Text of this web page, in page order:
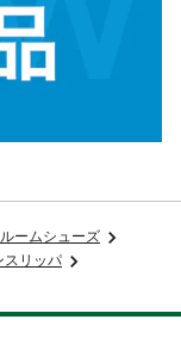
ームシューズ
スリッパ